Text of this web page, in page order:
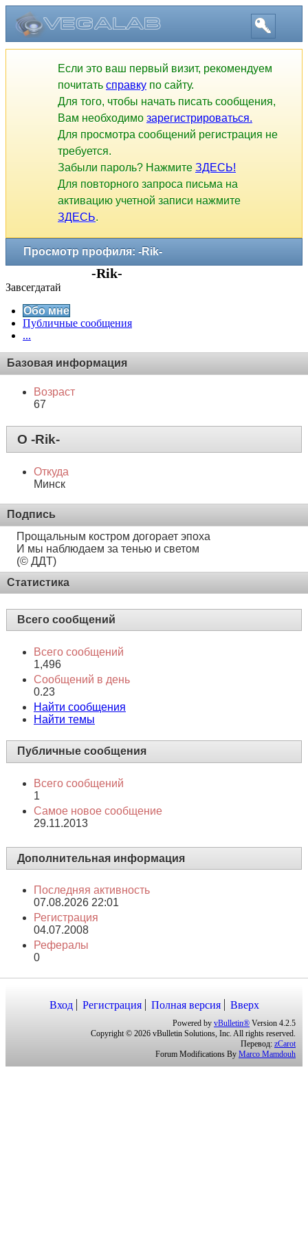
Если это ваш первый визит, рекомендуем
почитать справку по сайту.
Для того, чтобы начать писать сообщения,
Вам необходимо зарегистрироваться.
Для просмотра сообщений регистрация не
требуется.
Забыли пароль? Нажмите ЗДЕСЬ!
Для повторного запроса письма на
активацию учетной записи нажмите
ЗДЕСЬ.
Просмотр профиля: -Rik-
-Rik-
Обо мне
Публичные сообщения
...
Базовая информация
67
О -Rik-
Откуда
Минск
Подпись
Прощальным костром догорает эпоха
И мы наблюдаем за тенью и светом
(© ДДТ)
Статистика
Всего сообщений
Всего сообщений
1,496
Сообщений в день
0.23
Найти темы
Публичные сообщения
Всего сообщений
1
Дополнительная информация
Последняя активность
07.08.2026
Регистрация
04.07.2008
Регистрация Полная версия Вверх
Powered byvBulletin®Version 4.2.5